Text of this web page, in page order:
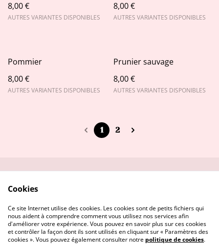
8,00 €
AUTRES VARIANTES DISPONIBLES
8,00 €
AUTRES VARIANTES DISPONIBLES
Pommier
8,00 €
AUTRES VARIANTES DISPONIBLES
Prunier sauvage
8,00 €
AUTRES VARIANTES DISPONIBLES
1 2
confidentialité
Cookies
Ce site Internet utilise des cookies. Les cookies sont de petits fichiers qui
nous aident à comprendre comment vous utilisez nos services afin
d'améliorer votre expérience. Vous pouvez en savoir plus sur ces cookies
et contrôler la façon dont ils sont utilisés en cliquant sur « Paramètres des
cookies ». Vous pouvez également consulter notre politique de cookies.